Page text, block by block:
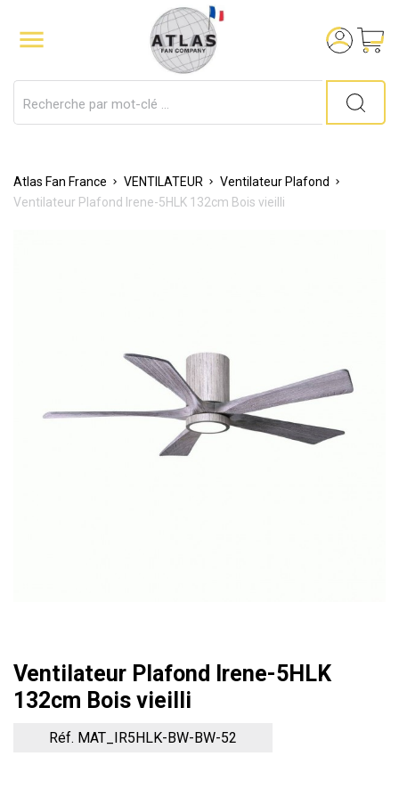

Atlas Fan France VENTILATEUR
Ventilateur Plafond
Ventilateur Plafond Irene-5HLK 132cm Bois vieilli
Ventilateur Plafond Irene-5HLK
132cm Bois vieilli
Réf. MAT_IR5HLK-BW-BW-52